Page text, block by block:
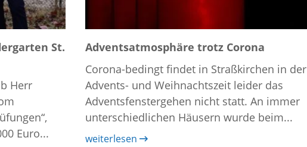
St.
Herr
Euro...
Adventsatmosphäre trotz Corona
Corona-bedingt findet in Straßkirchen in der
Advents- und Weihnachtszeit leider das
Adventsfenstergehen nicht statt. An immer
unterschiedlichen Häusern wurde beim...
weiterlesen